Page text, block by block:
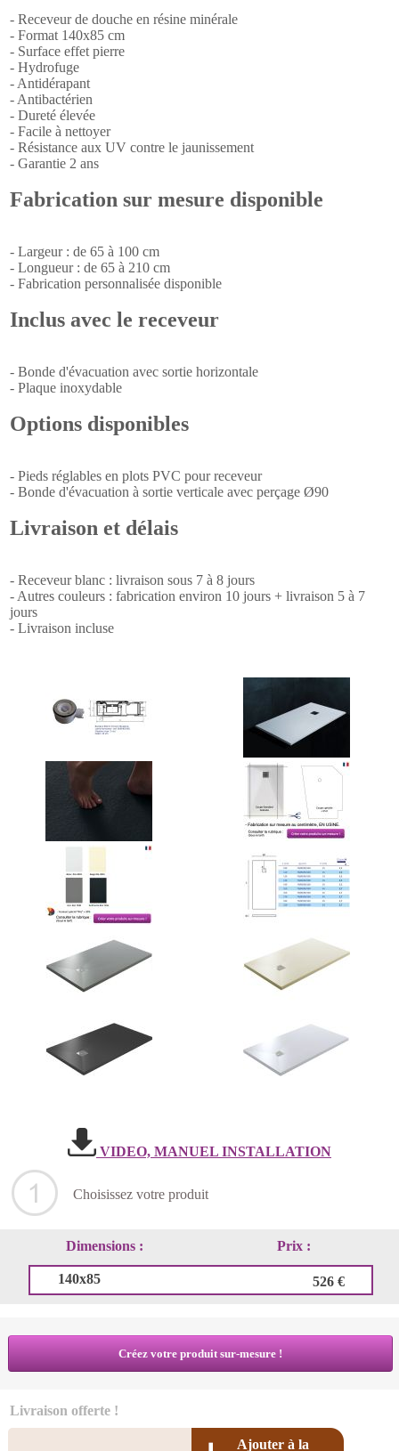
- Receveur de douche en résine minérale
- Format 140x85 cm
- Surface effet pierre
- Hydrofuge
- Antidérapant
- Antibactérien
- Dureté élevée
- Facile à nettoyer
- Résistance aux UV contre le jaunissement
- Garantie 2 ans
Fabrication sur mesure disponible
- Largeur : de 65 à 100 cm
- Longueur : de 65 à 210 cm
- Fabrication personnalisée disponible
Inclus avec le receveur
- Bonde d'évacuation avec sortie horizontale
- Plaque inoxydable
Options disponibles
- Pieds réglables en plots PVC pour receveur
- Bonde d'évacuation à sortie verticale avec perçage Ø90
Livraison et délais
- Receveur blanc : livraison sous 7 à 8 jours
- Autres couleurs : fabrication environ 10 jours + livraison 5 à 7
jours
- Livraison incluse
VIDEO, MANUEL INSTALLATION
Choisissez votre produit
Dimensions : Prix :
140x85 526 €
Créez votre produit sur-mesure !
Livraison offerte !
Ajouter à la